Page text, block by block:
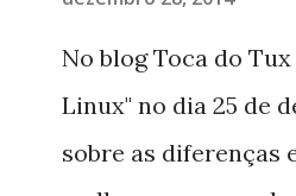
No blog Toca do
Linux" no dia 25 de
sobre as diferenças